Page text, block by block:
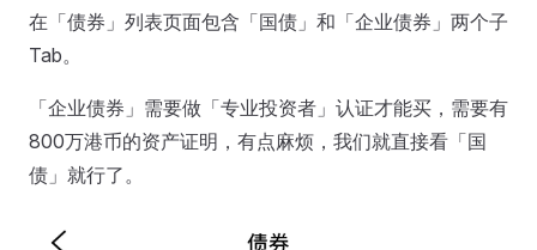
在「债券」列表页面包含「国债」和「企业债券」两个子
Tab。
「企业债券」需要做「专业投资者」认证才能买，需要有
800万港币的资产证明，有点麻烦，我们就直接看「国
债」就行了。